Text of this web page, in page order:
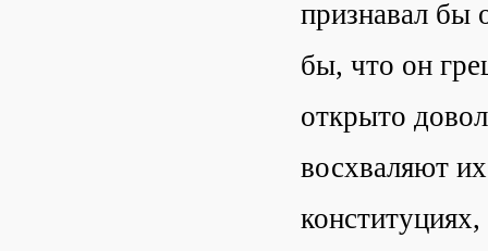
признавал бы
бы, что он
открыто
восхваляют